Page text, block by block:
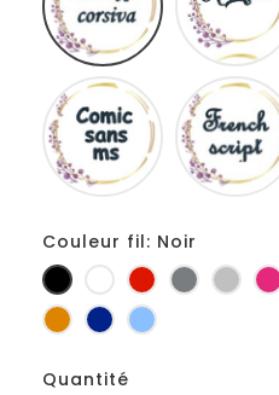
Comic
sans
ms
Couleur fil: Noir
Noir BlancRougeGris
foncé
Gris
clair
OrangeMarineBleu
Quantité